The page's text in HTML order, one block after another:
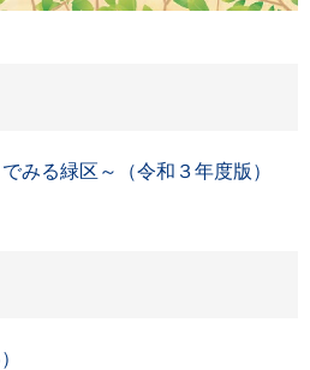
みる緑区～（令和３年度版）